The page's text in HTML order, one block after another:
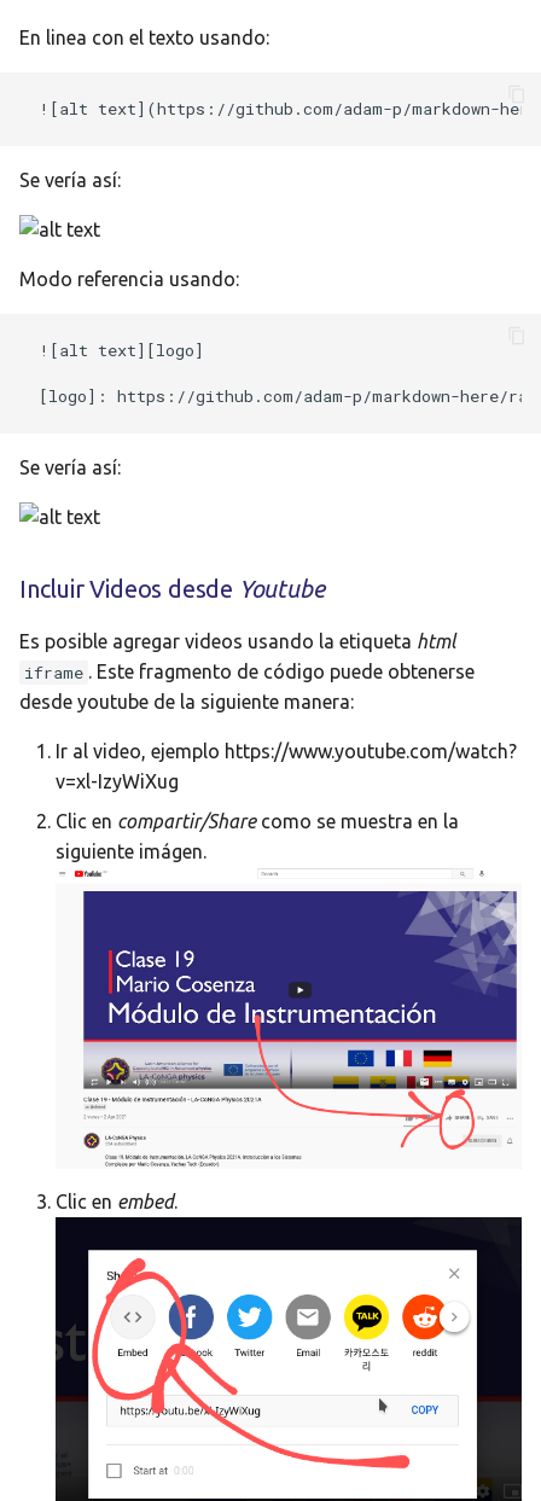
En linea con el texto usando:
Se vería así:
Modo referencia usando:
![alt text][logo]
Se vería así:
Incluir Videos desde Youtube
Es posible agregar videos usando la etiqueta html
iframe . Este fragmento de código puede obtenerse
desde youtube de la siguiente manera:
Ir al video, ejemplo https://www.youtube.com/watch?
v=xl-IzyWiXug
Clic en compartir/Sharecomo se muestra en la
siguiente imágen.
Clic en embed.